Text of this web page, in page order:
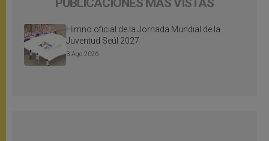
PUBLICACIONES MÁS VISTAS
Himno oficial de la Jornada Mundial de la
Juventud Seúl 2027
3 Ago 2026